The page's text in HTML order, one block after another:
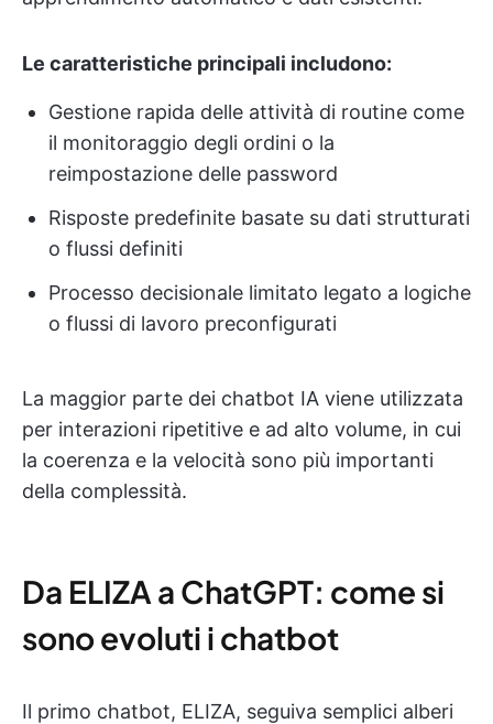
Le caratteristiche principali includono:
Gestione rapida delle attività di routine come
il monitoraggio degli ordini o la
reimpostazione delle password
Risposte predefinite basate su dati strutturati
o flussi definiti
Processo decisionale limitato legato a logiche
o flussi di lavoro preconfigurati
La maggior parte dei chatbot IA viene utilizzata
per interazioni ripetitive e ad alto volume, in cui
la coerenza e la velocità sono più importanti
della complessità.
Da ELIZA a ChatGPT: come si
sono evoluti i chatbot
Il primo chatbot, ELIZA, seguiva semplici alberi